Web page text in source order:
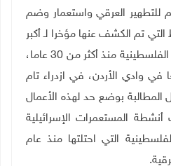
العرقي واستعمار وضم
تم الكشف عنها مؤخرا لـ أكبر
عملية استيلاء على الأراضي الفلسطينية منذ أكثر من 30 عاما،
مربعا في وادي الأردن، في ازدراء تام
المطالبة بوضع حد لهذه الأعمال
أنشطة المستعمرات الإسرائيلية
التي احتلتها منذ عام
.